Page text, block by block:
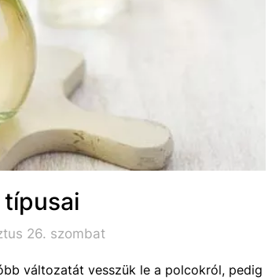
26. szombat
változatát vesszük le a polcokról, pedig